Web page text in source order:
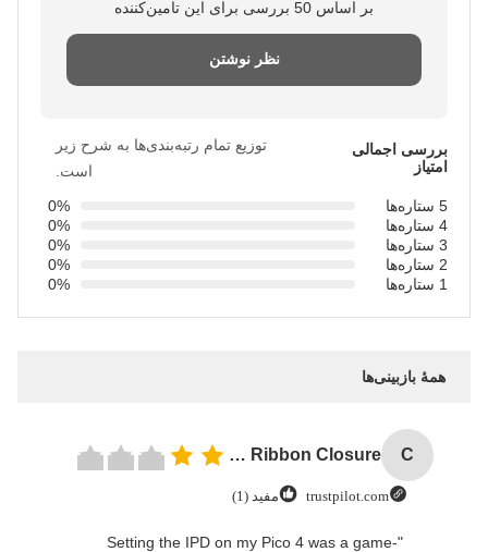
بر اساس 50 بررسی برای این تامین‌کننده
نظر نوشتن
بررسی اجمالی
امتیاز
توزیع تمام رتبه‌بندی‌ها به شرح زیر
است.
5 ستاره‌ها
0%
4 ستاره‌ها
0%
0%
0%
0%
همهٔ بازبینی‌ها
C
Custom Logo Paper Cardboard Packing Folding White / Black / Rose Gold Luxury Magnetic Gift Box with Ribbon Closure
trustpilot.com مفید (1)
"Setting the IPD on my Pico 4 was a game-